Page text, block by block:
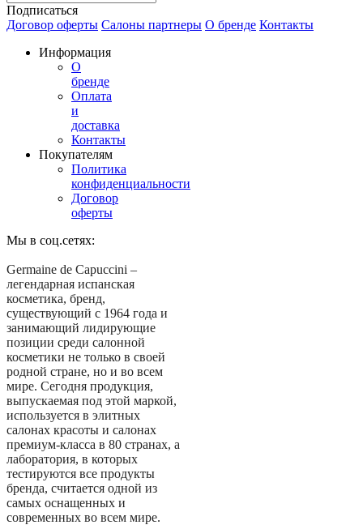
Подписаться
Договор оферты Салоны партнеры О бренде Контакты
Информация
О
бренде
Оплата
и
доставка
Контакты
Покупателям
Политика
конфиденциальности
Договор
оферты
Мы в соц.сетях:
Germaine de Capuccini –
легендарная испанская
косметика, бренд,
существующий с 1964 года и
занимающий лидирующие
позиции среди салонной
косметики не только в своей
родной стране, но и во всем
мире. Сегодня продукция,
выпускаемая под этой маркой,
используется в элитных
салонах красоты и салонах
премиум-класса в 80 странах, а
лаборатория, в которых
тестируются все продукты
бренда, считается одной из
самых оснащенных и
современных во всем мире.